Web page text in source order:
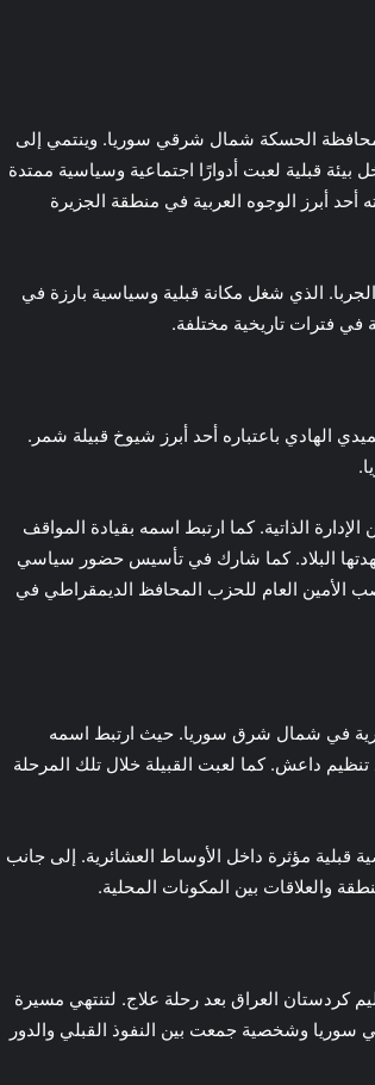
عام 1936 في قرية تل علو بمحافظة الحسكة شمال شرقي سوريا. وينتمي إلى
بيئة قبلية لعبت أدوارًا اجتماعية وسياسية ممتدة
أبرز الوجوه العربية في منطقة الجزيرة
الذي شغل مكانة قبلية وسياسية بارزة في
في فترات تاريخية مختلفة.
الهادي باعتباره أحد أبرز شيوخ قبيلة شمر.
الإدارة الذاتية. كما ارتبط اسمه بقيادة المواقف
شهدتها البلاد. كما شارك في تأسيس حضور سياسي
الأمين العام للحزب المحافظ الديمقراطي في
في شمال شرق سوريا. حيث ارتبط اسمه
داعش. كما لعبت القبيلة خلال تلك المرحلة
مؤثرة داخل الأوساط العشائرية. إلى جانب
والعلاقات بين المكونات المحلية.
إقليم كردستان العراق بعد رحلة علاج. لتنتهي مسيرة
وشخصية جمعت بين النفوذ القبلي والدور